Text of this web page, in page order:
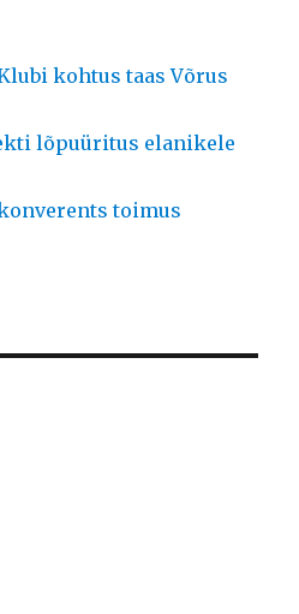
kohtus taas Võrus
lõpuüritus elanikele
toimus